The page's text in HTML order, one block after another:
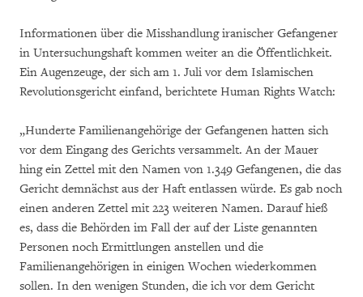
Informationen über die Misshandlung iranischer Gefangener
in Untersuchungshaft kommen weiter an die Öffentlichkeit.
Ein Augenzeuge, der sich am 1. Juli vor dem Islamischen
Revolutionsgericht einfand, berichtete Human Rights Watch:
„Hunderte Familienangehörige der Gefangenen hatten sich
vor dem Eingang des Gerichts versammelt. An der Mauer
hing ein Zettel mit den Namen von 1.349 Gefangenen, die das
Gericht demnächst aus der Haft entlassen würde. Es gab noch
einen anderen Zettel mit 223 weiteren Namen. Darauf hieß
es, dass die Behörden im Fall der auf der Liste genannten
Personen noch Ermittlungen anstellen und die
Familienangehörigen in einigen Wochen wiederkommen
sollen. In den wenigen Stunden, die ich vor dem Gericht